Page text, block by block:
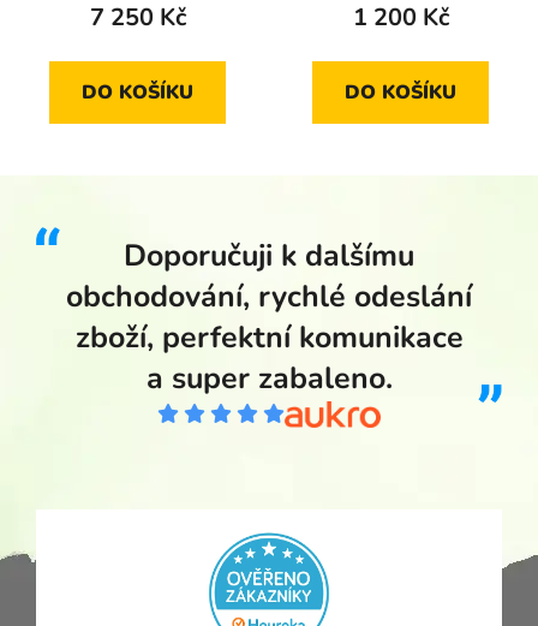
7 250 Kč
DO KOŠÍKU
1 200 Kč
DO KOŠÍKU
Doporučuji k dalšímu
obchodování, rychlé odeslání
zboží, perfektní komunikace
a super zabaleno.